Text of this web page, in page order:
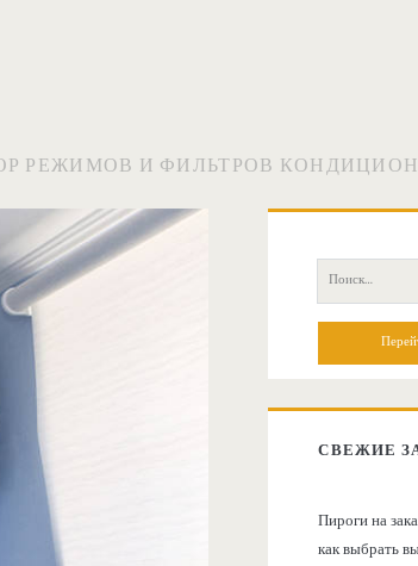
РЕЖИМОВ И ФИЛЬТРОВ
о
П
о
:
СВЕЖИЕ
Пироги на
как выбрать